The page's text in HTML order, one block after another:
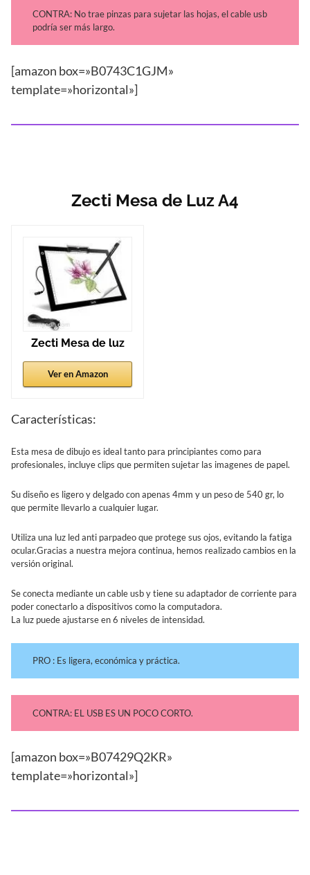
CONTRA: No trae pinzas para sujetar las hojas, el cable usb
podría ser más largo.
[amazon box=»B0743C1GJM»
template=»horizontal»]
Zecti Mesa de Luz A4
Zecti Mesa de luz
Ver en Amazon
Características:
Esta mesa de dibujo es ideal tanto para principiantes como para
profesionales, incluye clips que permiten sujetar las imagenes de papel.
Su diseño es ligero y delgado con apenas 4mm y un peso de 540 gr, lo
que permite llevarlo a cualquier lugar.
Utiliza una luz led anti parpadeo que protege sus ojos, evitando la fatiga
ocular.Gracias a nuestra mejora continua, hemos realizado cambios en la
versión original.
Se conecta mediante un cable usb y tiene su adaptador de corriente para
poder conectarlo a dispositivos como la computadora.
La luz puede ajustarse en 6 niveles de intensidad.
PRO : Es ligera, económica y práctica.
CONTRA: EL USB ES UN POCO CORTO.
[amazon box=»B07429Q2KR»
template=»horizontal»]